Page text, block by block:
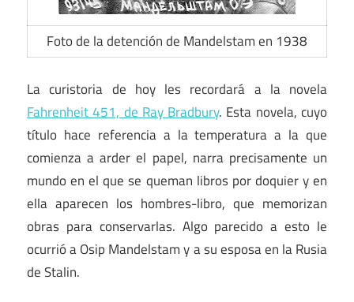
Foto de la detención de Mandelstam en 1938
La curistoria de hoy les recordará a la novela
Fahrenheit 451, de Ray Bradbury. Esta novela, cuyo
título hace referencia a la temperatura a la que
comienza a arder el papel, narra precisamente un
mundo en el que se queman libros por doquier y en
ella aparecen los hombres-libro, que memorizan
obras para conservarlas. Algo parecido a esto le
ocurrió a Osip Mandelstam y a su esposa en la Rusia
de Stalin.